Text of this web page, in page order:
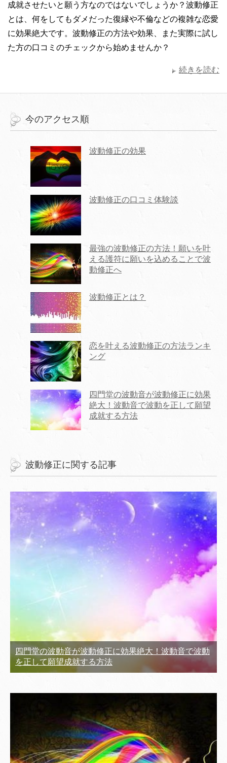
成就させたいと願う方なのではないでしょうか？波動修正
とは、何をしてもダメだった復縁や不倫などの複雑な恋愛
に効果絶大です。波動修正の方法や効果、また実際に試し
た方の口コミのチェックから始めませんか？
続きを読む
今のアクセス順
波動修正の効果
波動修正の口コミ体験談
最強の波動修正の方法！願いを叶
える護符に願いを込めることで波
動修正へ
波動修正とは？
恋を叶える波動修正の方法ランキ
ング
四門堂の波動音が波動修正に効果
絶大！波動音で波動を正して願望
成就する方法
波動修正に関する記事
四門堂の波動音が波動修正に効果絶大！波動音で波動
を正して願望成就する方法